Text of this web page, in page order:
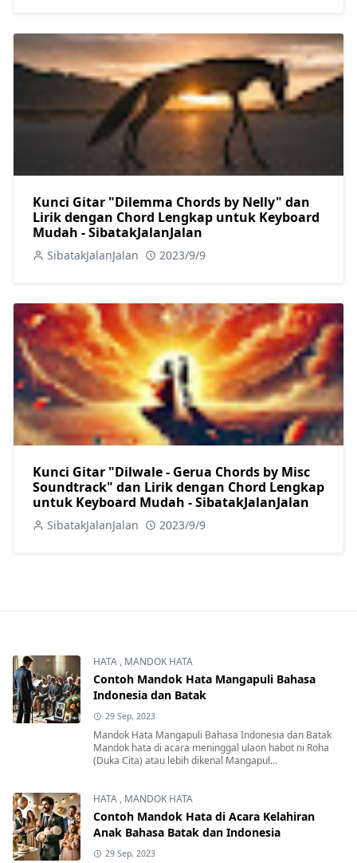
Kunci Gitar "Dilemma Chords by Nelly" dan
Lirik dengan Chord Lengkap untuk Keyboard
Mudah - SibatakJalanJalan
SibatakJalanJalan 2023/9/9
Kunci Gitar "Dilwale - Gerua Chords by Misc
Soundtrack" dan Lirik dengan Chord Lengkap
untuk Keyboard Mudah - SibatakJalanJalan
SibatakJalanJalan 2023/9/9
HATA , MANDOK HATA
Contoh Mandok Hata Mangapuli Bahasa
Indonesia dan Batak
29 Sep, 2023
Mandok Hata Mangapuli Bahasa Indonesia dan Batak
Mandok hata di acara meninggal ulaon habot ni Roha
(Duka Cita) atau lebih dikenal Mangapul...
HATA , MANDOK HATA
Contoh Mandok Hata di Acara Kelahiran
Anak Bahasa Batak dan Indonesia
29 Sep, 2023